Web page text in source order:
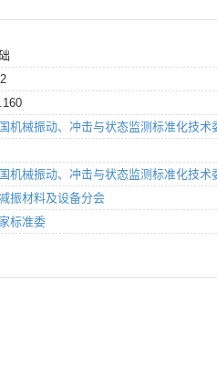
机械振动、冲击与状态监测标准化技术
机械振动、冲击与状态监测标准化技术
振材料及设备分会
标准委